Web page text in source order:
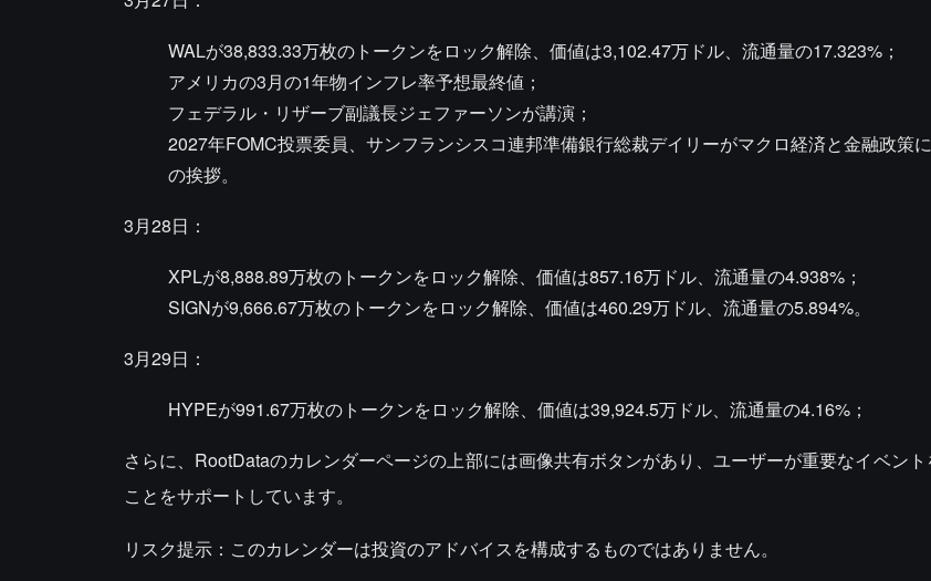
WALが38,833.33万枚のトークンをロック解除、価値は3,102.47万ドル、流通量の17.323%；
アメリカの3月の1年物インフレ率予想最終値；
フェデラル・リザーブ副議長ジェファーソンが講演；
2027年FOMC投票委員、サンフランシスコ連邦準備銀行総裁デイリーがマクロ経済と金融政策
の挨拶。
3月28日：
XPLが8,888.89万枚のトークンをロック解除、価値は857.16万ドル、流通量の4.938%；
SIGNが9,666.67万枚のトークンをロック解除、価値は460.29万ドル、流通量の5.894%。
3月29日：
HYPEが991.67万枚のトークンをロック解除、価値は39,924.5万ドル、流通量の4.16%；
さらに、RootDataのカレンダーページの上部には画像共有ボタンがあり、ユーザーが重要なイベン
ことをサポートしています。
リスク提示：このカレンダーは投資のアドバイスを構成するものではありません。